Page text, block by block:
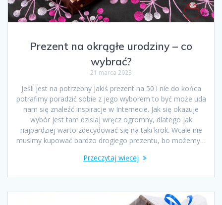
Prezent na okrągłe urodziny – co
wybrać?
21 marca 2023
Jeśli jest na potrzebny jakiś prezent na 50 i nie do końca
potrafimy poradzić sobie z jego wyborem to być może uda
nam się znaleźć inspiracje w Internecie. Jak się okazuje
wybór jest tam dzisiaj wręcz ogromny, dlatego jak
najbardziej warto zdecydować się na taki krok. Wcale nie
musimy kupować bardzo drogiego prezentu, bo możemy…
Przeczytaj więcej